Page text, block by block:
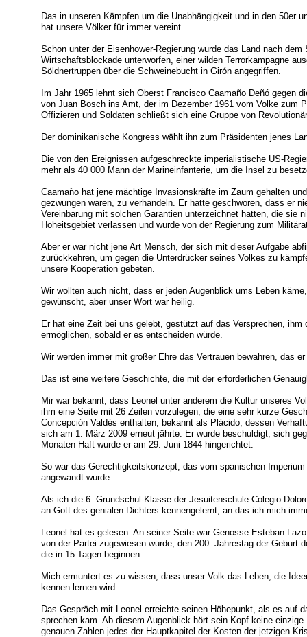
Das in unseren Kämpfen um die Unabhängigkeit und in den 50er
hat unsere Völker für immer vereint.
Schon unter der Eisenhower-Regierung wurde das Land nach
Wirtschaftsblockade unterworfen, einer wilden Terrorkampagne
Söldnertruppen über die Schweinebucht in Girón angegriffen.
Im Jahr 1965 lehnt sich Oberst Francisco Caamaño Deñó gegen
von Juan Bosch ins Amt, der im Dezember 1961 vom Volke zum
Offizieren und Soldaten schließt sich eine Gruppe von
Der dominikanische Kongress wählt ihn zum Präsidenten jenes
Die von den Ereignissen aufgeschreckte imperialistische US-
mehr als 40 000 Mann der Marineinfanterie, um die Insel zu
Caamaño hat jene mächtige Invasionskräfte im Zaum gehalten
gezwungen waren, zu verhandeln. Er hatte geschworen, dass er
Vereinbarung mit solchen Garantien unterzeichnet hatten, die sie
Hoheitsgebiet verlassen und wurde von der Regierung zum
Aber er war nicht jene Art Mensch, der sich mit dieser Aufgabe
zurückkehren, um gegen die Unterdrücker seines Volkes zu
unsere Kooperation gebeten.
Wir wollten auch nicht, dass er jeden Augenblick ums Leben
gewünscht, aber unser Wort war heilig.
Er hat eine Zeit bei uns gelebt, gestützt auf das Versprechen,
ermöglichen, sobald er es entscheiden würde.
Wir werden immer mit großer Ehre das Vertrauen bewahren, das
Das ist eine weitere Geschichte, die mit der erforderlichen
Mir war bekannt, dass Leonel unter anderem die Kultur unseres
ihm eine Seite mit 26 Zeilen vorzulegen, die eine sehr kurze
Concepción Valdés enthalten, bekannt als Plácido, dessen
sich am 1. März 2009 erneut jährte. Er wurde beschuldigt, sich
Monaten Haft wurde er am 29. Juni 1844 hingerichtet.
So war das Gerechtigkeitskonzept, das vom spanischen
angewandt wurde.
Als ich die 6. Grundschul-Klasse der Jesuitenschule Colegio
an Gott des genialen Dichters kennengelernt, an das ich mich
Leonel hat es gelesen. An seiner Seite war Genosse Esteban
von der Partei zugewiesen wurde, den 200. Jahrestag der Geburt
die in 15 Tagen beginnen.
Mich ermuntert es zu wissen, dass unser Volk das Leben, die
kennen lernen wird.
Das Gespräch mit Leonel erreichte seinen Höhepunkt, als es auf
sprechen kam. Ab diesem Augenblick hört sein Kopf keine
genauen Zahlen jedes der Hauptkapitel der Kosten der jetzigen